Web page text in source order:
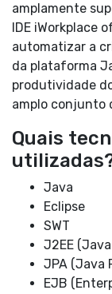
amplamente
IDE iWorkplace
automatizar a
da plataforma
produtividade
amplo conjunto
Quais
Java
Eclipse
SWT
J2EE
JPA (Java
EJB